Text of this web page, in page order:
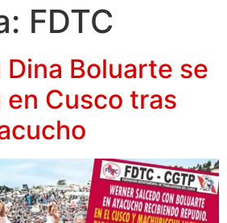
FDTC
Dina Boluarte se
Cusco tras